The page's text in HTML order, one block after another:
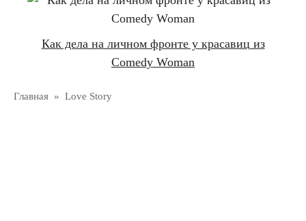
Как дела на личном фронте у красавиц из
Comedy Woman
Главная » Love Story